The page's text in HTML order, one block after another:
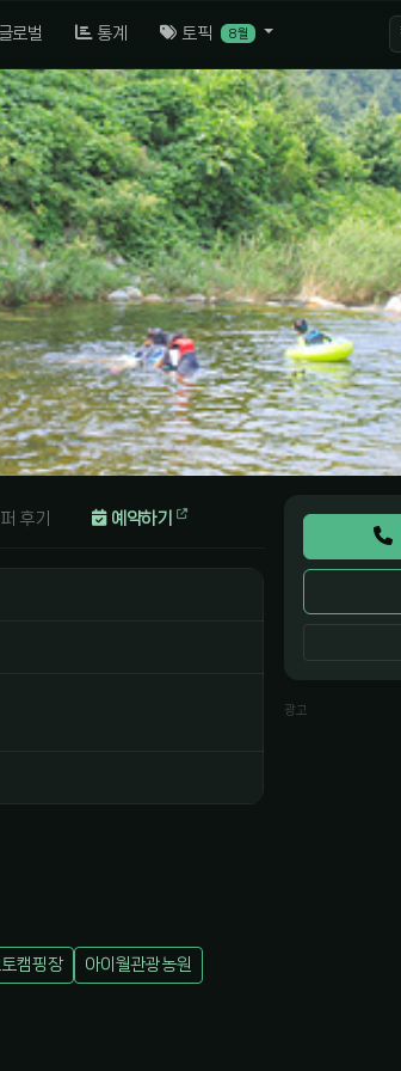
글로벌 통계 토픽 8월
후기 예약하기
캠핑장
아이월관광농원
광고